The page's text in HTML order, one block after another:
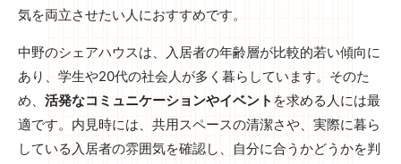
気を両立させたい人におすすめです。
中野のシェアハウスは、入居者の年齢層が比較的若い傾向に
あり、学生や20代の社会人が多く暮らしています。そのた
め、 活発なコミュニケーションやイベント を求める人には最
適です。内見時には、共用スペースの清潔さや、実際に暮ら
している入居者の雰囲気を確認し、自分に合うかどうかを判